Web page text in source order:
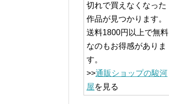
切れで買えなくなった
作品が見つかります。
送料1800円以上で無料
なのもお得感がありま
す。
>>通販ショップの駿河
屋を見る